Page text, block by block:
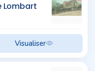
Lombart
Visualiser